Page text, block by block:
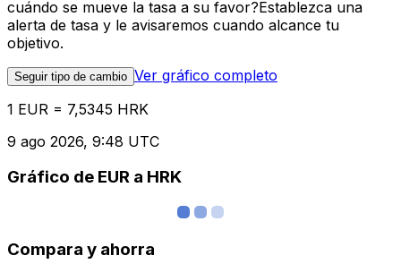
cuándo se mueve la tasa a su favor?Establezca una
alerta de tasa y le avisaremos cuando alcance tu
objetivo.
Seguir tipo de cambio Ver gráfico completo
1 EUR = 7,5345 HRK
9 ago 2026, 9:48 UTC
Gráfico de EUR a HRK
Compara y ahorra